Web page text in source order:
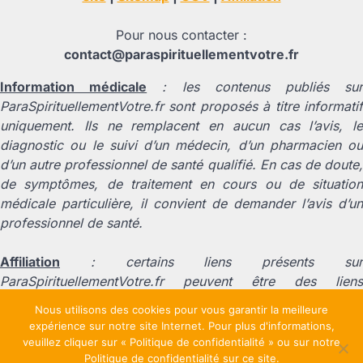
Pour nous contacter :
contact@paraspirituellementvotre.fr
Information médicale : les contenus publiés sur
ParaSpirituellementVotre.fr sont proposés à titre informatif
uniquement. Ils ne remplacent en aucun cas l’avis, le
diagnostic ou le suivi d’un médecin, d’un pharmacien ou
d’un autre professionnel de santé qualifié. En cas de doute,
de symptômes, de traitement en cours ou de situation
médicale particulière, il convient de demander l’avis d’un
professionnel de santé.
Affiliation : certains liens présents sur
ParaSpirituellementVotre.fr peuvent être des liens
commission si un achat est effectué après un clic sur l’un
de ces liens, sans coût supplémentaire pour l’utilisateur.
Cette rémunération contribue au fonctionnement du site et
Nous utilisons des cookies pour vous garantir la meilleure
expérience sur notre site Internet. Pour plus d'informations,
veuillez cliquer sur « Politique de confidentialité » ou sur notre
Politique de confidentialité sur ce site.